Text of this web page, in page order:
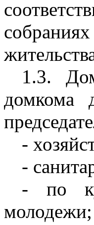
1.3.
домкома
-
-
- по
молодежи;